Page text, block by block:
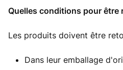
Quelles conditions pour être
Les produits doivent être
Dans leur emballage